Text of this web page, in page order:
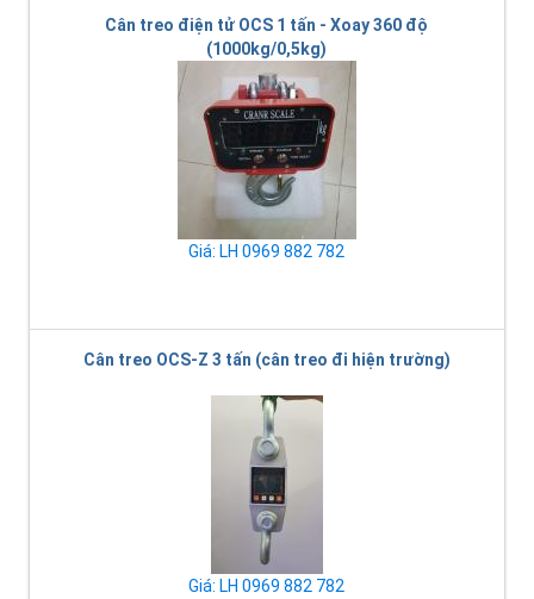
Cân treo điện tử OCS 1 tấn - Xoay 360 độ
(1000kg/0,5kg)
Giá: LH 0969 882 782
Cân treo OCS-Z 3 tấn (cân treo đi hiện trường)
Giá: LH 0969 882 782